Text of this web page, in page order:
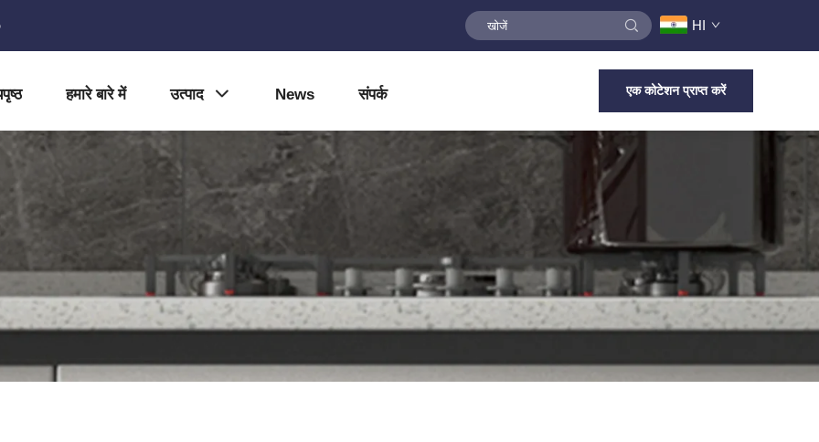
HI
हमारे बारे में उत्पाद News संपर्क एक कोटेशन प्राप्त करें